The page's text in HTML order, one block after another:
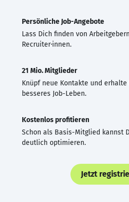
Persönliche Job-Angebote
Lass Dich finden von
Recruiter·innen.
21 Mio. Mitglieder
Knüpf neue Kontakte und
besseres Job-Leben.
Kostenlos profitieren
Schon als Basis-Mitglied kannst
deutlich optimieren.
Jetzt